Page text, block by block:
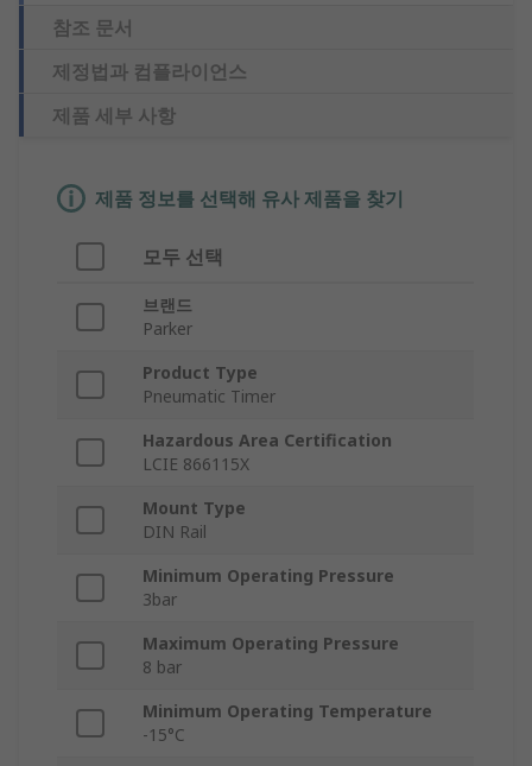
참조 문서
제정법과 컴플라이언스
제품 세부 사항
제품 정보를 선택해 유사 제품을 찾기
모두 선택
브랜드
Parker
Product Type
Pneumatic Timer
Hazardous Area Certification
LCIE 866115X
Mount Type
DIN Rail
Minimum Operating Pressure
3bar
Maximum Operating Pressure
8 bar
Minimum Operating Temperature
-15°C